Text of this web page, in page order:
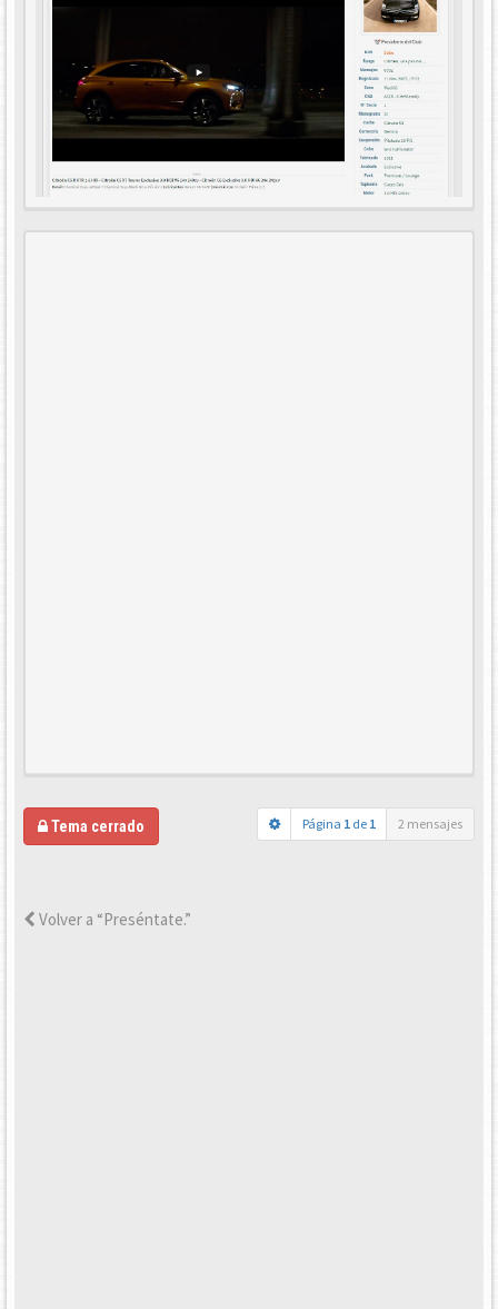
Tema cerrado Página 1 de 1 2 mensajes
Volver a “Preséntate.”